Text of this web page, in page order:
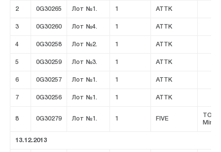
2 0G30265 Лот №1. 1 ATTK
3 0G30260 Лот №4. 1 ATTK
4 0G30258 Лот №2. 1 ATTK
5 0G30259 Лот №3. 1 ATTK
6 0G30257 Лот №1. 1 ATTK
7 0G30256 Лот №1. 1 ATTK
8 0G30279 Лот №1. 1 FIVE
ТОО
13.12.2013